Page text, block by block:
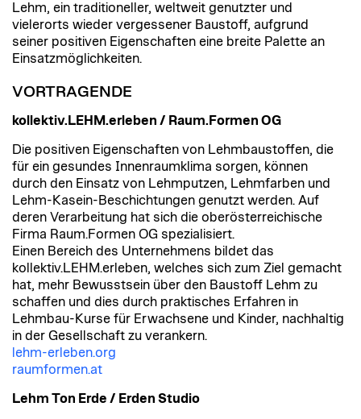
Lehm, ein traditioneller, weltweit genutzter und
vielerorts wieder vergessener Baustoff, aufgrund
seiner positiven Eigenschaften eine breite Palette an
Einsatzmöglichkeiten.
VORTRAGENDE
kollektiv.LEHM.erleben / Raum.Formen OG
Die positiven Eigenschaften von Lehmbaustoffen, die
für ein gesundes Innenraumklima sorgen, können
durch den Einsatz von Lehmputzen, Lehmfarben und
Lehm-Kasein-Beschichtungen genutzt werden. Auf
deren Verarbeitung hat sich die oberösterreichische
Firma Raum.Formen OG spezialisiert.
Einen Bereich des Unternehmens bildet das
kollektiv.LEHM.erleben, welches sich zum Ziel gemacht
hat, mehr Bewusstsein über den Baustoff Lehm zu
schaffen und dies durch praktisches Erfahren in
Lehmbau-Kurse für Erwachsene und Kinder, nachhaltig
in der Gesellschaft zu verankern.
lehm-erleben.org
raumformen.at
Lehm Ton Erde / Erden Studio